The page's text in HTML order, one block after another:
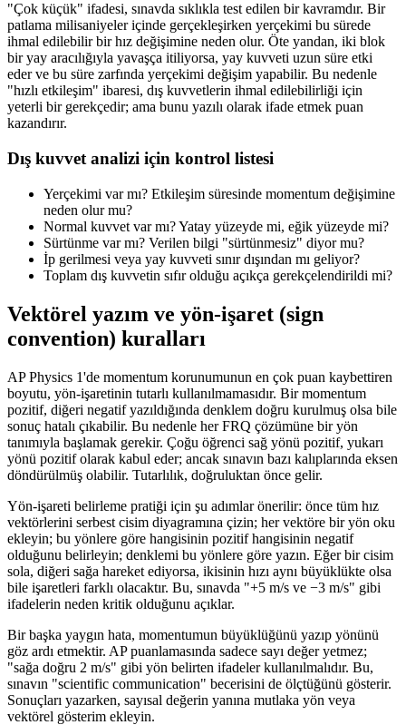
"Çok küçük" ifadesi, sınavda sıklıkla test edilen bir kavramdır. Bir
patlama milisaniyeler içinde gerçekleşirken yerçekimi bu sürede
ihmal edilebilir bir hız değişimine neden olur. Öte yandan, iki blok
bir yay aracılığıyla yavaşça itiliyorsa, yay kuvveti uzun süre etki
eder ve bu süre zarfında yerçekimi değişim yapabilir. Bu nedenle
"hızlı etkileşim" ibaresi, dış kuvvetlerin ihmal edilebilirliği için
yeterli bir gerekçedir; ama bunu yazılı olarak ifade etmek puan
kazandırır.
Dış kuvvet analizi için kontrol listesi
Yerçekimi var mı? Etkileşim süresinde momentum değişimine
neden olur mu?
Normal kuvvet var mı? Yatay yüzeyde mi, eğik yüzeyde mi?
Sürtünme var mı? Verilen bilgi "sürtünmesiz" diyor mu?
İp gerilmesi veya yay kuvveti sınır dışından mı geliyor?
Toplam dış kuvvetin sıfır olduğu açıkça gerekçelendirildi mi?
Vektörel yazım ve yön-işaret (sign
convention) kuralları
AP Physics 1'de momentum korunumunun en çok puan kaybettiren
boyutu, yön-işaretinin tutarlı kullanılmamasıdır. Bir momentum
pozitif, diğeri negatif yazıldığında denklem doğru kurulmuş olsa bile
sonuç hatalı çıkabilir. Bu nedenle her FRQ çözümüne bir yön
tanımıyla başlamak gerekir. Çoğu öğrenci sağ yönü pozitif, yukarı
yönü pozitif olarak kabul eder; ancak sınavın bazı kalıplarında eksen
döndürülmüş olabilir. Tutarlılık, doğruluktan önce gelir.
Yön-işareti belirleme pratiği için şu adımlar önerilir: önce tüm hız
vektörlerini serbest cisim diyagramına çizin; her vektöre bir yön oku
ekleyin; bu yönlere göre hangisinin pozitif hangisinin negatif
olduğunu belirleyin; denklemi bu yönlere göre yazın. Eğer bir cisim
sola, diğeri sağa hareket ediyorsa, ikisinin hızı aynı büyüklükte olsa
bile işaretleri farklı olacaktır. Bu, sınavda "+5 m/s ve −3 m/s" gibi
ifadelerin neden kritik olduğunu açıklar.
Bir başka yaygın hata, momentumun büyüklüğünü yazıp yönünü
göz ardı etmektir. AP puanlamasında sadece sayı değer yetmez;
"sağa doğru 2 m/s" gibi yön belirten ifadeler kullanılmalıdır. Bu,
sınavın "scientific communication" becerisini de ölçtüğünü gösterir.
Sonuçları yazarken, sayısal değerin yanına mutlaka yön veya
vektörel gösterim ekleyin.